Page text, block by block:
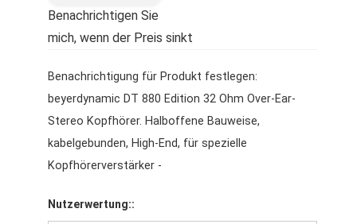
Benachrichtigen Sie
mich, wenn der Preis sinkt
Benachrichtigung für Produkt festlegen:
beyerdynamic DT 880 Edition 32 Ohm Over-Ear-
Stereo Kopfhörer. Halboffene Bauweise,
kabelgebunden, High-End, für spezielle
Kopfhörerverstärker -
Nutzerwertung::